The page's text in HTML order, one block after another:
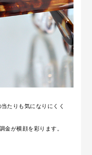
たりも気になりにくく
が横顔を彩ります。